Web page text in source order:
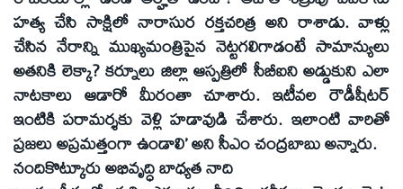
హత్య చేసి సాక్షిలో నారాసుర రక్తచరిత్ర అని రాశాడు. వాళ్లు
చేసిన నేరాన్ని ముఖ్యమంత్రిపైన నెట్టగలిగాడంటే సామాన్యులు
అతనికి లెక్కా? కర్నూలు జిల్లా ఆస్పత్రిలో సీబీఐని అడ్డుకుని ఎలా
నాటకాలు ఆడారో మీరంతా చూశారు. ఇటీవల రౌడీషీటర్‌
ఇంటికి పరామర్శకు వెళ్లి హడావుడి చేశారు. ఇలాంటి వారితో
ప్రజలు అప్రమత్తంగా ఉండాలి’ అని సీఎం చంద్రబాబు అన్నారు.
నందికొట్కూరు అభివృద్ధి బాధ్యత నాది